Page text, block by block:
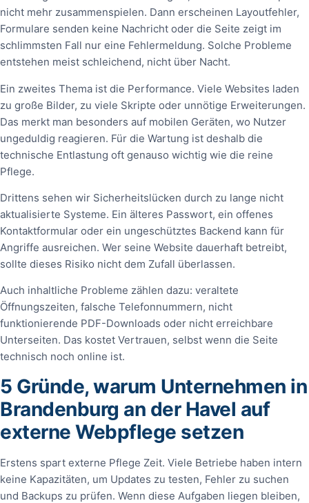
nicht mehr zusammenspielen. Dann erscheinen Layoutfehler,
Formulare senden keine Nachricht oder die Seite zeigt im
schlimmsten Fall nur eine Fehlermeldung. Solche Probleme
entstehen meist schleichend, nicht über Nacht.
Ein zweites Thema ist die Performance. Viele Websites laden
zu große Bilder, zu viele Skripte oder unnötige Erweiterungen.
Das merkt man besonders auf mobilen Geräten, wo Nutzer
ungeduldig reagieren. Für die Wartung ist deshalb die
technische Entlastung oft genauso wichtig wie die reine
Pflege.
Drittens sehen wir Sicherheitslücken durch zu lange nicht
aktualisierte Systeme. Ein älteres Passwort, ein offenes
Kontaktformular oder ein ungeschütztes Backend kann für
Angriffe ausreichen. Wer seine Website dauerhaft betreibt,
sollte dieses Risiko nicht dem Zufall überlassen.
Auch inhaltliche Probleme zählen dazu: veraltete
Öffnungszeiten, falsche Telefonnummern, nicht
funktionierende PDF-Downloads oder nicht erreichbare
Unterseiten. Das kostet Vertrauen, selbst wenn die Seite
technisch noch online ist.
5 Gründe, warum Unternehmen in
Brandenburg an der Havel auf
externe Webpflege setzen
Erstens spart externe Pflege Zeit. Viele Betriebe haben intern
keine Kapazitäten, um Updates zu testen, Fehler zu suchen
und Backups zu prüfen. Wenn diese Aufgaben liegen bleiben,